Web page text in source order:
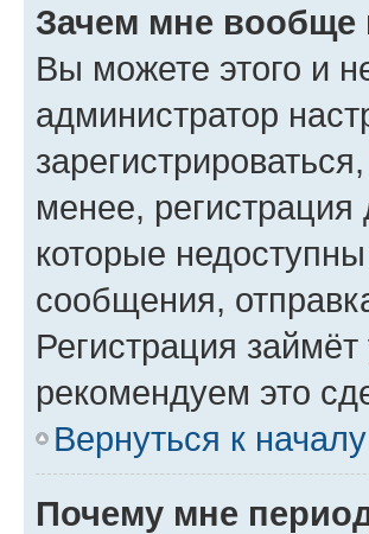
Зачем мне вообще
Вы можете этого и
администратор
менее,
которые
сообщения,
Регистрация
рекомендуем это
Вернуться к началу
Почему мне